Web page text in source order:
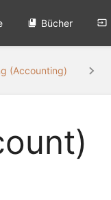
Bücher
(Accounting)